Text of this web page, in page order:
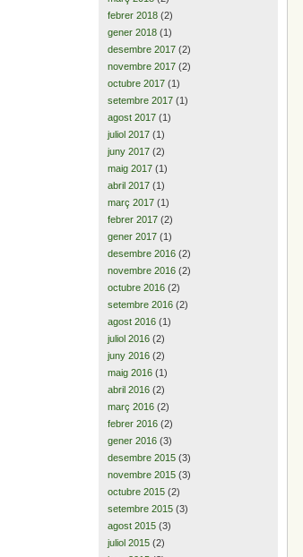
febrer 2018 (2)
gener 2018 (1)
desembre 2017 (2)
novembre 2017 (2)
octubre 2017 (1)
setembre 2017 (1)
agost 2017 (1)
juliol 2017 (1)
juny 2017 (2)
maig 2017 (1)
abril 2017 (1)
març 2017 (1)
febrer 2017 (2)
gener 2017 (1)
desembre 2016 (2)
novembre 2016 (2)
octubre 2016 (2)
setembre 2016 (2)
agost 2016 (1)
juliol 2016 (2)
juny 2016 (2)
maig 2016 (1)
abril 2016 (2)
març 2016 (2)
febrer 2016 (2)
gener 2016 (3)
desembre 2015 (3)
novembre 2015 (3)
octubre 2015 (2)
setembre 2015 (3)
agost 2015 (3)
juliol 2015 (2)